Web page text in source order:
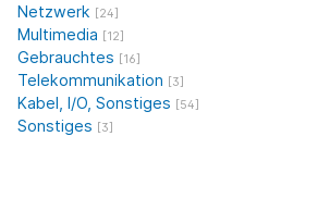
Netzwerk [24]
Multimedia [12]
Gebrauchtes [16]
Telekommunikation [3]
Kabel, I/O, Sonstiges [54]
Sonstiges [3]